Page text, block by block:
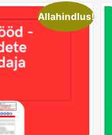
Allahindlus!